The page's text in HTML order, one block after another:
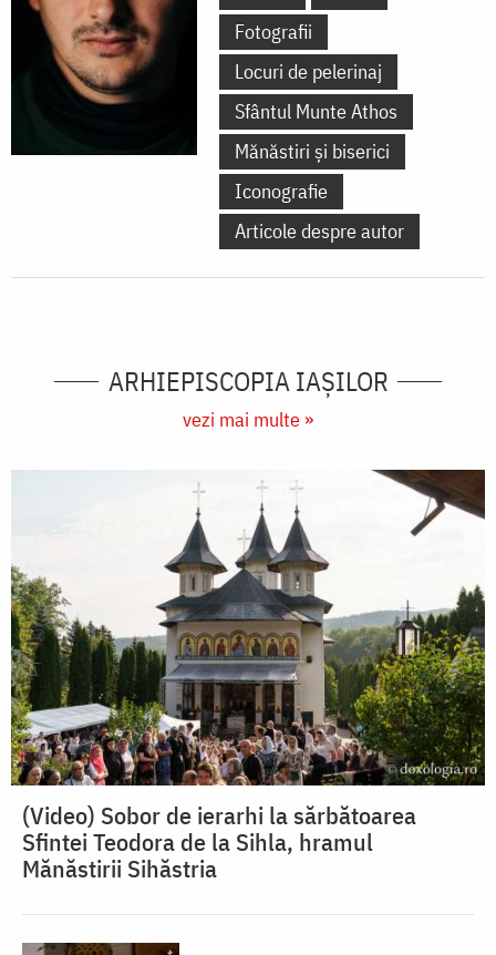
Fotografii
Locuri de pelerinaj
Sfântul Munte Athos
Mănăstiri și biserici
Iconografie
Articole despre autor
ARHIEPISCOPIA IAŞILOR
vezi mai multe »
(Video) Sobor de ierarhi la sărbătoarea
Sfintei Teodora de la Sihla, hramul
Mănăstirii Sihăstria